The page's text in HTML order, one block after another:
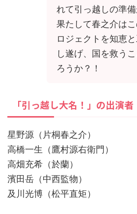
れて引っ越しの準備
果たして春之介は
ロジェクトを知恵
し遂げ、国を救う
ろうか？！
「引っ越し大名！」の出演者
星野源（片桐春之介）
高橋一生（鷹村源右衛門）
高畑充希（於蘭）
濱田岳（中西監物）
及川光博（松平直矩）